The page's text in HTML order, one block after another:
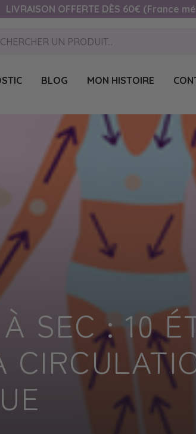
LIVRAISON OFFERTE DÈS 60€ (France
BLOG MON HISTOIRE
SEC : 10